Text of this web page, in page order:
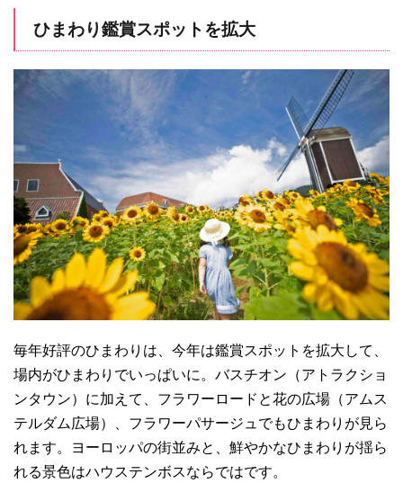
ひまわり鑑賞スポットを拡大
毎年好評のひまわりは、今年は鑑賞スポットを拡大して、
場内がひまわりでいっぱいに。バスチオン（アトラクショ
ンタウン）に加えて、フラワーロードと花の広場（アムス
テルダム広場）、フラワーパサージュでもひまわりが見ら
れます。ヨーロッパの街並みと、鮮やかなひまわりが揺ら
れる景色はハウステンボスならではです。